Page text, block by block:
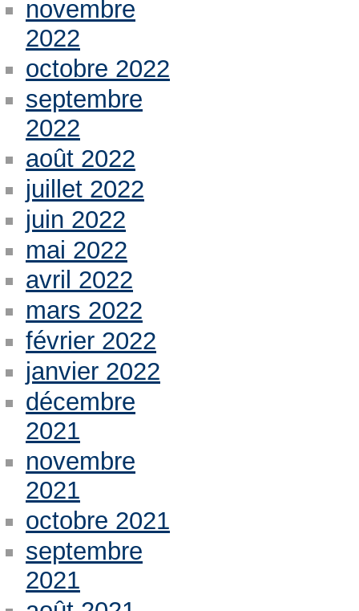
novembre
2022
octobre 2022
septembre
2022
août 2022
juillet 2022
juin 2022
mai 2022
avril 2022
mars 2022
février 2022
janvier 2022
décembre
2021
novembre
2021
octobre 2021
septembre
2021